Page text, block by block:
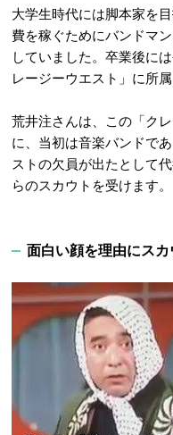
大学生時代には脚本家を
費を稼ぐためにバンドマ
していました。卒業後に
レージーウエスト」に所
荒井注さんは、この「ク
に、当初は音楽バンドで
ストの欠員が出たとして
らのスカウトを受けます。
面白い顔を理由にス